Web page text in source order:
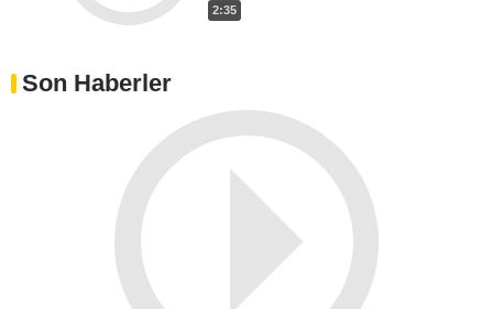
2:35
Son Haberler